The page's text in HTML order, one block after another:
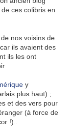
ces colibris en
nos voisins de
ils avaient des
ils les ont
y
plus haut) ;
et des vers pour
(à force de
!)..